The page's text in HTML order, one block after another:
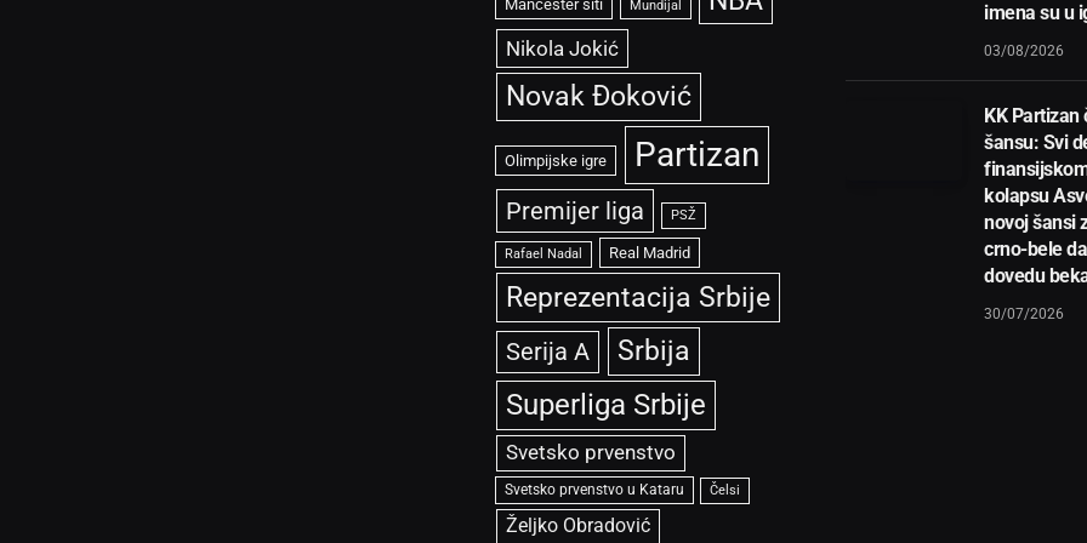
Mančester siti Mundijal
Nikola Jokić
Novak Đoković
Olimpijske igre Partizan
Premijer liga PSŽ
Rafael Nadal Real Madrid
Reprezentacija Srbije
Serija A Srbija
Superliga Srbije
Svetsko prvenstvo
Svetsko prvenstvo u Kataru Čelsi
Željko Obradović
imena su u
03/08/2026
KK Partizan
šansu: Svi
kolapsu
novoj šansi
crno-bele da
dovedu
30/07/2026